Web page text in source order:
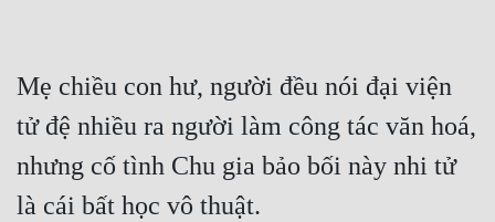
Mẹ chiều con hư, người đều nói đại viện
tử đệ nhiều ra người làm công tác văn hoá,
nhưng cố tình Chu gia bảo bối này nhi tử
là cái bất học vô thuật.